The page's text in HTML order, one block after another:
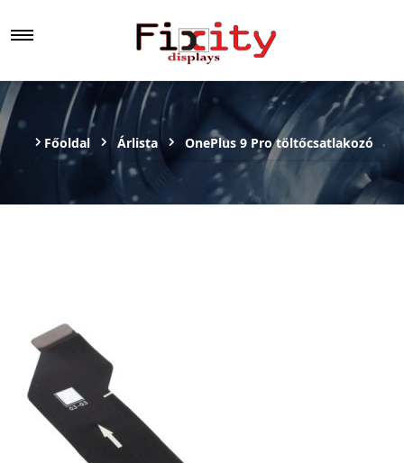
Főoldal Árlista OnePlus 9 Pro töltőcsatlakozó